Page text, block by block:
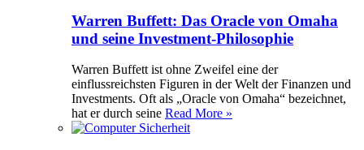
Warren Buffett: Das Oracle von Omaha
und seine Investment-Philosophie
Warren Buffett ist ohne Zweifel eine der
einflussreichsten Figuren in der Welt der Finanzen und
Investments. Oft als „Oracle von Omaha“ bezeichnet,
hat er durch seine Read More »